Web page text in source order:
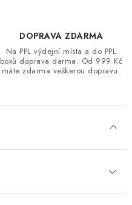
DOPRAVA ZDARMA
Na PPL výdejní místa a do PPL
boxů doprava darma. Od 999 Kč
máte zdarma veškerou dopravu.